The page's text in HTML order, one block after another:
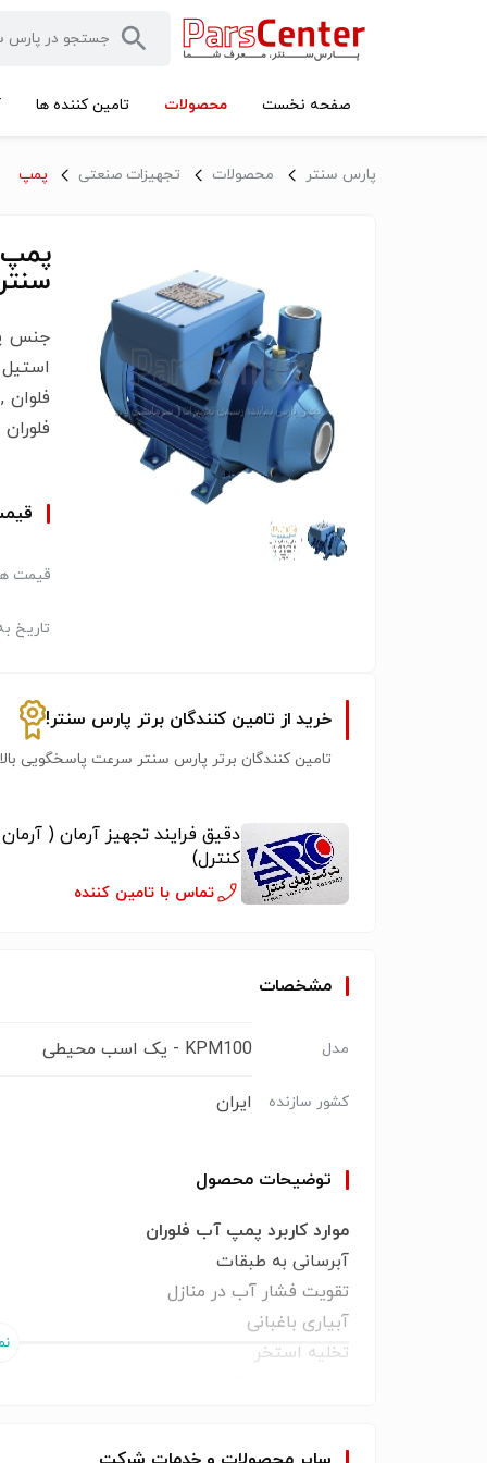
صفحه نخست محصولات تامین کننده ها
پارس سنتر محصولات تجهیزات صنعتی پمپ
فلوران
قیمت
تاریخ
خرید از تامین کنندگان برتر پارس سنتر!
تامین کنندگان برتر پارس سنتر سرعت پاسخگویی
دقیق فرایند تجهیز آرمان ( آرمان
کنترل)
تماس با تامین کننده
مشخصات
مدل KPM100 - یک اسب محیطی
کشور سازنده ایران
توضیحات محصول
موارد کاربرد پمپ آب فلوران
آبرسانی به طبقات
تقویت فشار آب در منازل
آبیاری باغبانی
تخلیه استخر
قیمت مناسب و مقرون به صرفه